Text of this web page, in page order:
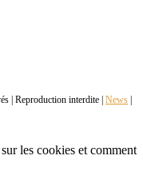
| Reproduction interdite | News |
les cookies et comment